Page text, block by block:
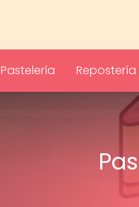
Pastelería Repostería